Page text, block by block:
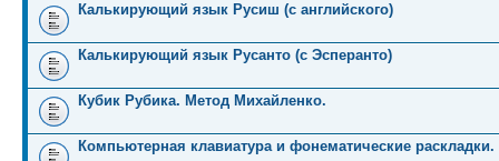
Калькирующий язык Русиш (с английского)
Калькирующий язык Русанто (с Эсперанто)
Кубик Рубика. Метод Михайленко.
Компьютерная клавиатура и фонематические раскладки.